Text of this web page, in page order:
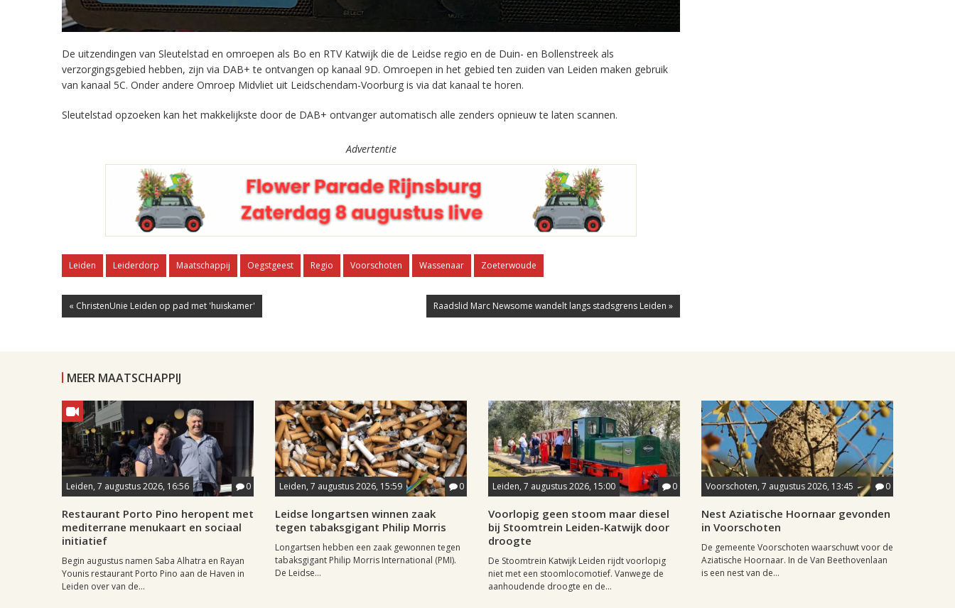
De uitzendingen van Sleutelstad en omroepen als Bo en RTV Katwijk die de Leidse regio en de Duin- en Bollenstreek als
verzorgingsgebied hebben, zijn via DAB+ te ontvangen op kanaal 9D. Omroepen in het gebied ten zuiden van Leiden maken gebruik
van kanaal 5C. Onder andere Omroep Midvliet uit Leidschendam-Voorburg is via dat kanaal te horen.
Sleutelstad opzoeken kan het makkelijkste door de DAB+ ontvanger automatisch alle zenders opnieuw te laten scannen.
Advertentie
Leiden Leiderdorp Maatschappij Oegstgeest Regio Voorschoten Wassenaar Zoeterwoude
« ChristenUnie Leiden op pad met 'huiskamer' Raadslid Marc Newsome wandelt langs stadsgrens Leiden »
MEER MAATSCHAPPIJ
Leiden, 7 augustus 2026, 16:56 0
Restaurant Porto Pino heropent met
mediterrane menukaart en sociaal
initiatief
Begin augustus namen Saba Alhatra en Rayan
Younis restaurant Porto Pino aan de Haven in
Leiden over van de...
Leiden, 7 augustus 2026, 15:59 0
Leidse longartsen winnen zaak
tegen tabaksgigant Philip Morris
Longartsen hebben een zaak gewonnen tegen
tabaksgigant Philip Morris International (PMI).
De Leidse...
Leiden, 7 augustus 2026, 15:00 0
Voorlopig geen stoom maar diesel
bij Stoomtrein Leiden-Katwijk door
droogte
De Stoomtrein Katwijk Leiden rijdt voorlopig
niet met een stoomlocomotief. Vanwege de
aanhoudende droogte en de...
Voorschoten, 7 augustus 2026, 13:45 0
Nest Aziatische Hoornaar gevonden
in Voorschoten
De gemeente Voorschoten waarschuwt voor de
Aziatische Hoornaar. In de Van Beethovenlaan
is een nest van de...